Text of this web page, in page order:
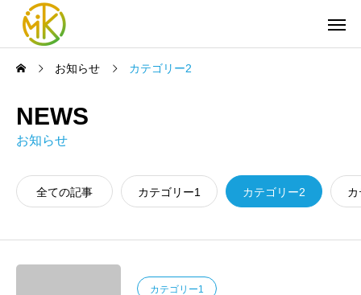
お知らせ カテゴリー2
NEWS
お知らせ
全ての記事 カテゴリー1 カテゴリー2
カテゴリー1